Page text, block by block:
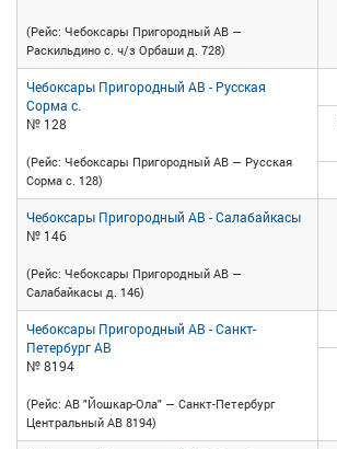
(Рейс: Чебоксары Пригородный АВ —
Раскильдино с. ч/з Орбаши д. 728)
Чебоксары Пригородный АВ - Русская
Сорма с.
№ 128
(Рейс: Чебоксары Пригородный АВ — Русская
Сорма с. 128)
Чебоксары Пригородный АВ - Салабайкасы
№ 146
(Рейс: Чебоксары Пригородный АВ —
Салабайкасы д. 146)
Чебоксары Пригородный АВ - Санкт-
Петербург АВ
№ 8194
(Рейс: АВ "Йошкар-Ола" — Санкт-Петербург
Центральный АВ 8194)